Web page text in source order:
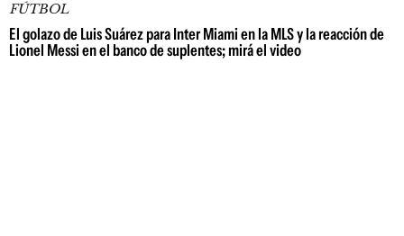
FÚTBOL
El golazo de Luis Suárez para Inter Miami en la MLS y la reacción de
Lionel Messi en el banco de suplentes; mirá el video